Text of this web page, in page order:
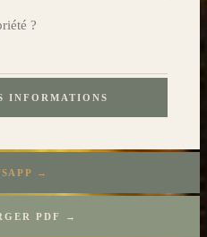
INFORMATIONS
→
PDF →